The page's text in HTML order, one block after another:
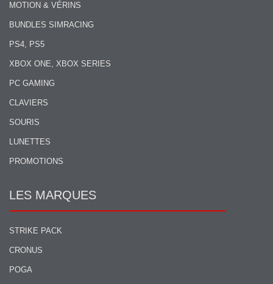
MOTION & VÉRINS
BUNDLES SIMRACING
PS4, PS5
XBOX ONE, XBOX SERIES
PC GAMING
CLAVIERS
SOURIS
LUNETTES
PROMOTIONS
LES MARQUES
STRIKE PACK
CRONUS
POGA